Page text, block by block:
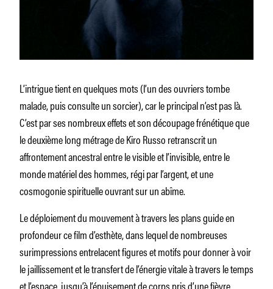
L’intrigue tient en quelques mots (l’un des ouvriers tombe
malade, puis consulte un sorcier), car le principal n’est pas là.
C’est par ses nombreux effets et son découpage frénétique que
le deuxième long métrage de Kiro Russo retranscrit un
affrontement ancestral entre le visible et l’invisible, entre le
monde matériel des hommes, régi par l’argent, et une
cosmogonie spirituelle ouvrant sur un abîme.
Le déploiement du mouvement à travers les plans guide en
profondeur ce film d’esthète, dans lequel de nombreuses
surimpressions entrelacent figures et motifs pour donner à voir
le jaillissement et le transfert de l’énergie vitale à travers le temps
et l’espace, jusqu’à l’épuisement de corps pris d’une fièvre